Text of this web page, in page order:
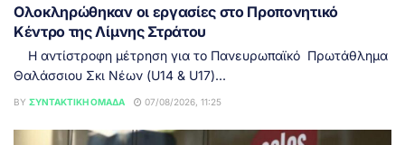
Ολοκληρώθηκαν οι εργασίες στο Προπονητικό
Κέντρο της Λίμνης Στράτου
Η αντίστροφη μέτρηση για το Πανευρωπαϊκό Πρωτάθλημα
Θαλάσσιου Σκι Νέων (U14 & U17)...
BY ΣΥΝΤΑΚΤΙΚΉ ΟΜΆΔΑ 07/08/2026, 11:25